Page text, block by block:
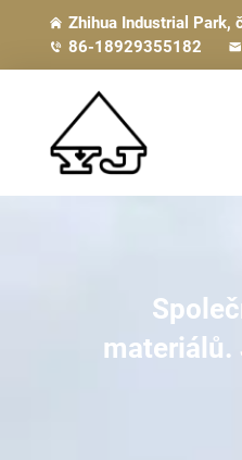
Zhihua Industrial Park,
86-18929355182
materiálů.